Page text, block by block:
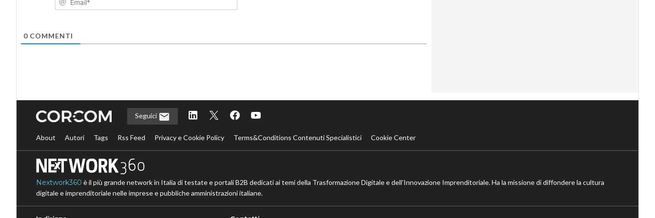
0COMMENTI
Seguici
About Autori Tags Rss Feed Privacy e Cookie Policy Terms&Conditions Contenuti Specialistici Cookie Center
Nextwork360 è il più grande network in Italia di testate e portali B2B dedicati ai temi della Trasformazione Digitale e dell’Innovazione Imprenditoriale. Ha la missione di diffondere la cultura
digitale e imprenditoriale nelle imprese e pubbliche amministrazioni italiane.